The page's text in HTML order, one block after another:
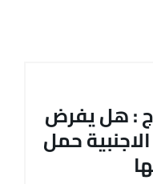
: هل يفرض
حمل